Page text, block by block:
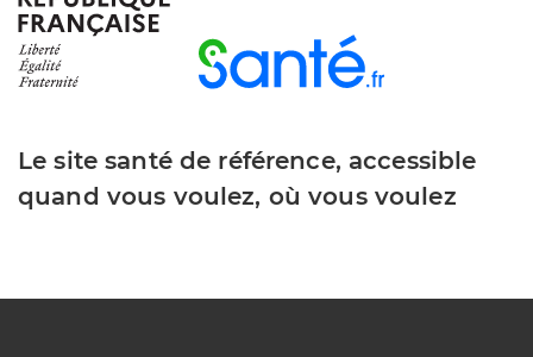
Le site santé de référence, accessible
quand vous voulez, où vous voulez